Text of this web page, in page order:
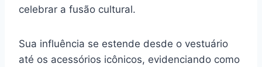
celebrar a fusão cultural.
Sua influência se estende desde o vestuário
até os acessórios icônicos, evidenciando como